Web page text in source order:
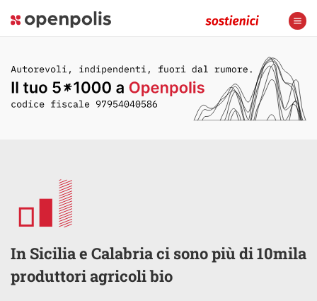
In Sicilia e Calabria ci sono più di 10mila
produttori agricoli bio